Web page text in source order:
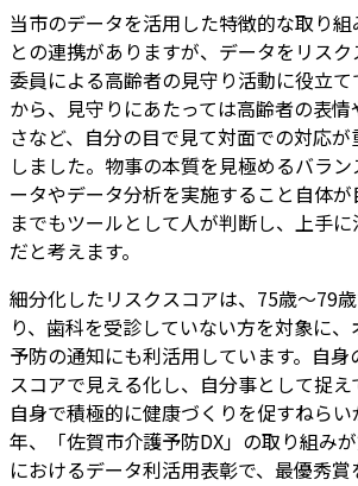
当市のデータを活用した特徴的な取り
との連携がありますが、データをリス
委員による高齢者の見守り活動に役立
から、見守りにあたっては高齢者の表
さなど、自分の目で見て対面での対応
しました。物事の本質を見極めるバラ
ータやデータ分析を実施すること自体
までもツールとして人が判断し、上手
だと考えます。
細分化したリスクスコアは、75歳～79
り、歯科を受診していない方を対象に
予防の通知にも利活用しています。自
スコアで見える化し、自分事として捉え
自身で積極的に健康づくりを促すねら
年、「佐賀市介護予防DX」の取り組み
におけるデータ利活用表彰で、最優秀賞